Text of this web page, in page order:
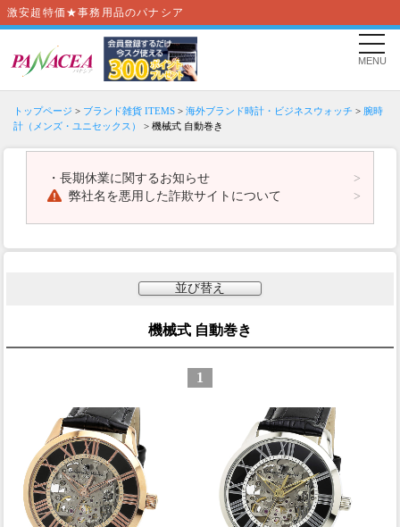
激安超特価★事務用品のパナシア
MENU
トップページ > ブランド雑貨 ITEMS > 海外ブランド時計・ビジネスウォッチ > 腕時
計（メンズ・ユニセックス）
> 機械式 自動巻き
・ 長期休業に関するお知らせ
弊社名を悪用した詐欺サイトについて
並び替え
機械式 自動巻き
1